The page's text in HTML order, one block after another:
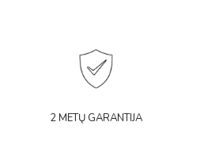
2 METŲ GARANTIJA